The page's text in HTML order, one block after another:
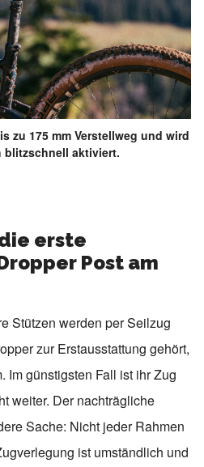
zu 175 mm Verstellweg und wird
blitzschnell aktiviert.
erste
Post am
Stützen werden per Seilzug
zur Erstausstattung gehört,
Im günstigsten Fall ist ihr Zug
weiter. Der nachträgliche
Sache: Nicht jeder Rahmen
ist umständlich und